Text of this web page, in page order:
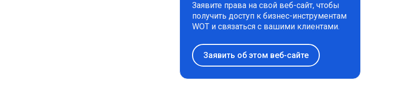
Заявите права на свой веб-сайт, чтобы
получить доступ к бизнес-инструментам
WOT и связаться с вашими клиентами.
Заявить об этом веб-сайте